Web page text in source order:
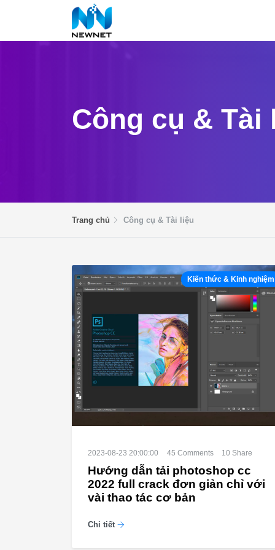
Công cụ & Tài
Trang chủ Công cụ & Tài liệu
Kiến thức & Kinh nghiệm
2023-08-23 20:00:00 45 Comments 10 Share
Hướng dẫn tải photoshop cc
2022 full crack đơn giản chỉ với
vài thao tác cơ bản
Chi tiết